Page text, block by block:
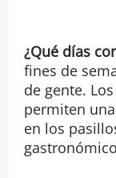
¿Qué días
fines de
de gente.
permiten
en los